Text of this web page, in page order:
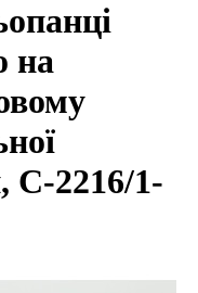
на
С-2216/1-